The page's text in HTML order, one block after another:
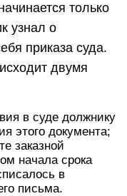
только
узнал о
приказа суда.
двумя
в суде должнику
этого документа;
заказной
начала срока
в
письма.